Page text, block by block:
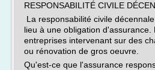
RESPONSABILITÉ CIVILE
La responsabilité civile
lieu à une obligation d'assurance.
entreprises intervenant sur des
ou rénovation de gros oeuvre.
Qu'est-ce que l'assurance